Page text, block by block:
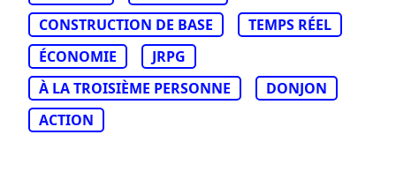
CONSTRUCTION DE BASE
TEMPS RÉEL
ÉCONOMIE
JRPG
À LA TROISIÈME PERSONNE
DONJON
ACTION